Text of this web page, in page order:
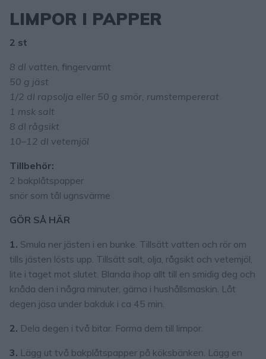
LIMPOR I PAPPER
2 st
8 dl vatten , fingervarmt
50 g jäst
1/2 dl rapsolja eller 50 g smör, rumstempererat
1 msk salt
8 dl rågsikt
10–12 dl vetemjöl
Tillbehör:
2 bakplåtspapper
snör som tål ugnsvärme
GÖR SÅ HÄR
1. Smula ner jästen i en bunke. Tillsätt vatten och rör om
tills jästen lösts upp. Tillsätt salt, olja, rågsikt och vetemjöl,
lite i taget mot slutet. Blanda ihop allt till en smidig deg och
knåda den i några minuter, gärna i hushållsmaskin. Låt
degen jäsa under bakduk i ca 45 min.
2. Dela degen i två bitar. Forma dem till limpor.
3. Lägg ut två bakplåtspapper på köksbänken. Lägg en